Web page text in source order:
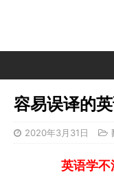
容易误译的
2020年3月31日
英语学不